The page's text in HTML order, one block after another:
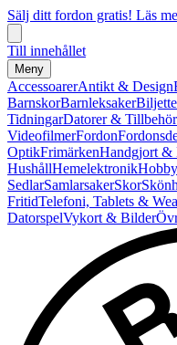
Sälj ditt fordon gratis! Läs
Till innehållet
Meny
AccessoarerAntikt & Design
BarnskorBarnleksaker
TidningarDatorer & Tillbehör
VideofilmerFordon
OptikFrimärkenHandgjort &
HushållHemelektronikHobby
SedlarSamlarsakerSkor
FritidTelefoni, Tablets &
DatorspelVykort & Bilder